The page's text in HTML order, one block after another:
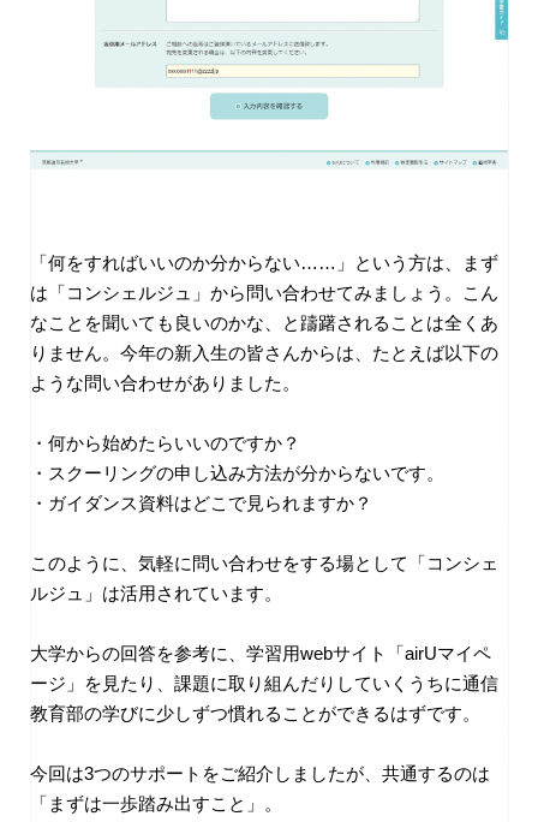
「何をすればいいのか分からない……」という方は、まず
は「コンシェルジュ」から問い合わせてみましょう。こん
なことを聞いても良いのかな、と躊躇されることは全くあ
りません。今年の新入生の皆さんからは、たとえば以下の
ような問い合わせがありました。
・何から始めたらいいのですか？
・スクーリングの申し込み方法が分からないです。
・ガイダンス資料はどこで見られますか？
このように、気軽に問い合わせをする場として「コンシェ
ルジュ」は活用されています。
大学からの回答を参考に、学習用webサイト「airUマイペ
ージ」を見たり、課題に取り組んだりしていくうちに通信
教育部の学びに少しずつ慣れることができるはずです。
今回は3つのサポートをご紹介しましたが、共通するのは
「まずは一歩踏み出すこと」。